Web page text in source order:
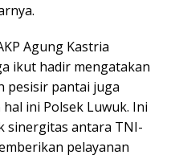
Agung Kastria
ikut hadir mengatakan
pesisir pantai juga
ini Polsek Luwuk. Ini
sinergitas antara TNI-
pelayanan